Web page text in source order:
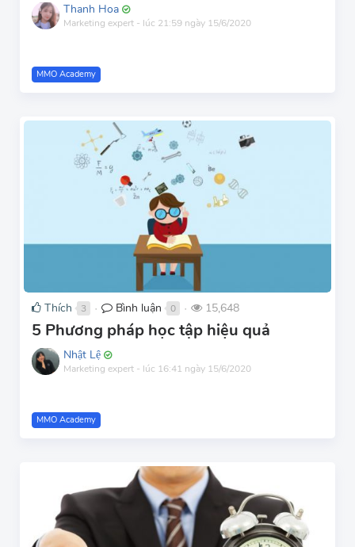
Thanh Hoa
Marketing expert - lúc 21:59 ngày 15/6/2020
MMO Academy
Thích 3 ● Bình luận 0 ● 15,648
5 Phương pháp học tập hiệu quả
Nhật Lệ
Marketing expert - lúc 16:41 ngày 15/6/2020
MMO Academy